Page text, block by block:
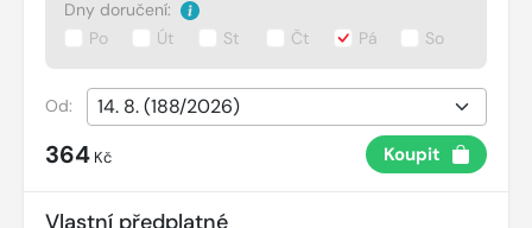
Dny doručení:
Po
Út St Čt Pá So
Od:
364 Kč Koupit
Vlastní předplatné